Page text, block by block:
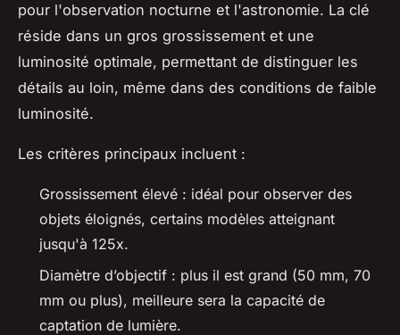
pour l'observation nocturne et l'astronomie. La clé
réside dans un gros grossissement et une
luminosité optimale, permettant de distinguer les
détails au loin, même dans des conditions de faible
luminosité.
Les critères principaux incluent :
Grossissement élevé : idéal pour observer des
objets éloignés, certains modèles atteignant
jusqu'à 125x.
Diamètre d’objectif : plus il est grand (50 mm, 70
mm ou plus), meilleure sera la capacité de
captation de lumière.